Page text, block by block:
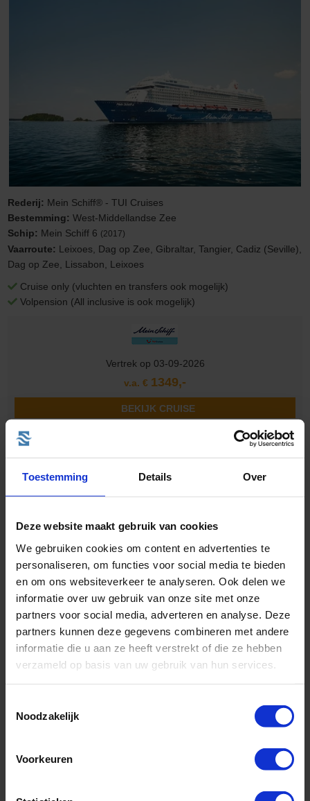
Toestemming Details Over
Deze website maakt gebruik van cookies
We gebruiken cookies om content en advertenties te
personaliseren, om functies voor social media te bieden
en om ons websiteverkeer te analyseren. Ook delen we
informatie over uw gebruik van onze site met onze
partners voor social media, adverteren en analyse. Deze
partners kunnen deze gegevens combineren met andere
informatie die u aan ze heeft verstrekt of die ze hebben
verzameld op basis van uw gebruik van hun services.
Noodzakelijk
Voorkeuren
Rederij: Mein Schiff® - TUI Cruises
Bestemming:West-Middellandse Zee
Schip: Mein Schiff 6 (2017)
Vaarroute: Leixoes, Dag op Zee, Gibraltar, Tangier, Cadiz (Seville),
Dag op Zee, Lissabon, Leixoes
Cruise only (vluchten en transfers ook mogelijk)
Volpension (All inclusive is ook mogelijk)
Vertrek op 03-09-2026
v.a. € 1349,-
BEKIJK CRUISE
vanuit Palma de Mallorca langs Spanje, Italië en Frankrijk
Bestemming:West-Middellandse Zee
Palma de Mallorca, Dag op Zee, Civitavecchia (Rome),
La Spezia, Dag op Zee, Marseille, Barcelona...